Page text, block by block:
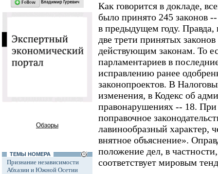
Обзоры
ТЕМЫ НОМЕРА
Признание независимости
Абхазии и Южной Осетии
Как говорится в докладе,
было принято 245 законов
в предыдущем году. Правда,
две трети принятых
действующим законам. То
парламентариев в
исправлению ранее
законопроектов. В
изменения, в Кодекс об
правонарушениях -- 18.
поправочное
лавинообразный характер,
внятное объяснение».
положение дел, в
соответствует мировым